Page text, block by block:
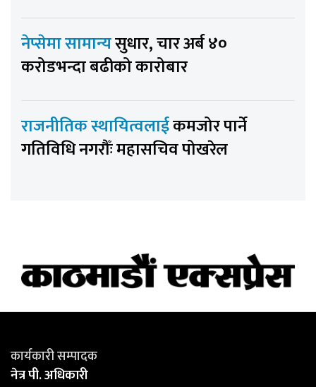
नेप्सेमा सामान्यसुधार, चार अर्ब ४०
करोडभन्दा बढीको कारोबार
राजनीतिक स्थायित्वलाईकमजोर पार्ने
गतिविधि नगरौँः महासचिव पोखरेल
कार्यकारी सम्पादक
नेत्र पी. अधिकारी